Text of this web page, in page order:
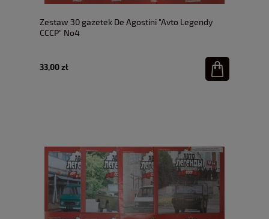
Zestaw 30 gazetek De Agostini "Avto Legendy
CCCP" No4
33,00 zł